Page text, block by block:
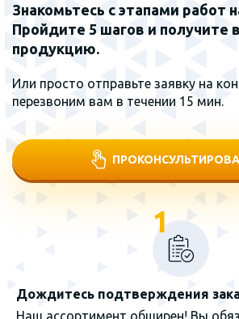
Знакомьтесь с этапами работ
Пройдите 5 шагов и получите
продукцию.
Или просто отправьте заявку на
перезвоним вам в течении 15 мин.
1
Дождитесь подтверждения
Наш ассортимент обширен! Вы